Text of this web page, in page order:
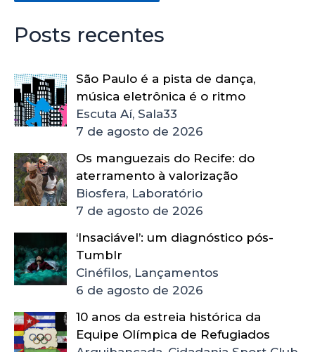
Posts recentes
São Paulo é a pista de dança,
música eletrônica é o ritmo
Escuta Aí, Sala33
7 de agosto de 2026
Os manguezais do Recife: do
aterramento à valorização
Biosfera, Laboratório
7 de agosto de 2026
‘Insaciável’: um diagnóstico pós-
Tumblr
Cinéfilos, Lançamentos
6 de agosto de 2026
10 anos da estreia histórica da
Equipe Olímpica de Refugiados